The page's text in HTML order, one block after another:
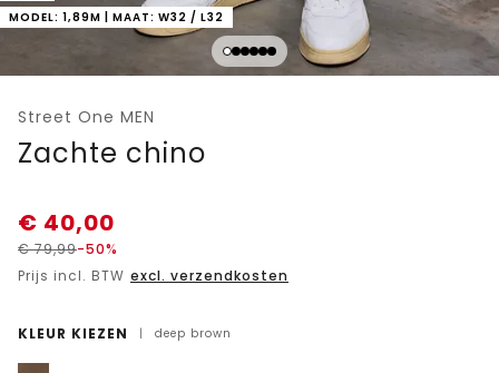
MODEL: 1,89M | MAAT: W32 / L32
Street One MEN
Zachte chino
€ 40,00
€79,99-50%
Prijs incl. BTW excl. verzendkosten
KLEUR KIEZEN | deep brown